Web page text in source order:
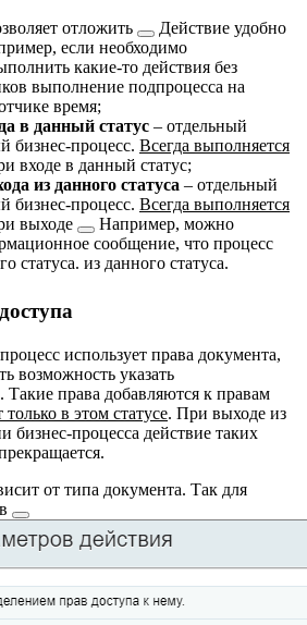
отложить
Действие удобно
если необходимо
какие-то действия без
выполнение подпроцесса на
время;
в данный статус – отдельный
бизнес-процесс. Всегда выполняется
входе в данный статус;
из данного статуса – отдельный
бизнес-процесс. Всегда выполняется
выходе
Например, можно
сообщение, что процесс
статуса. из данного статуса.
использует права документа,
возможность указать
Такие права добавляются к правам
только в этом статусе. При выходе из
бизнес-процесса действие таких
от типа документа. Так для